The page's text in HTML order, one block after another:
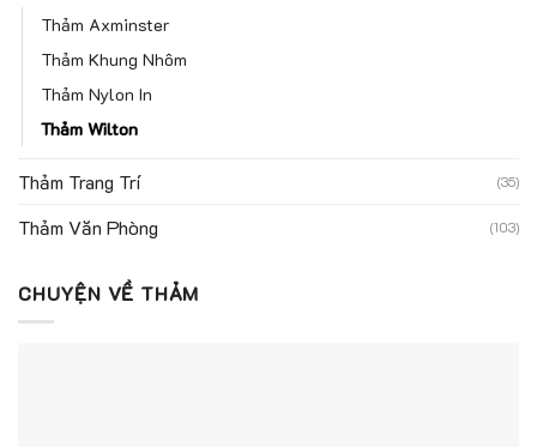
Thảm Axminster
Thảm Khung Nhôm
Thảm Nylon In
Thảm Wilton
Thảm Trang Trí (35)
Thảm Văn Phòng (103)
CHUYỆN VỀ THẢM